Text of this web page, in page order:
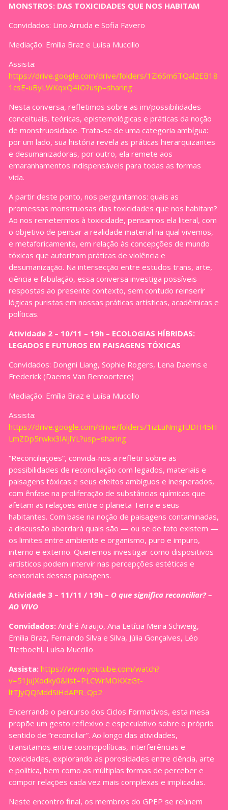
MONSTROS: DAS TOXICIDADES QUE NOS HABITAM
Convidados: Lino Arruda e Sofia Favero
Mediação: Emília Braz e Luísa Muccillo
Assista:
https://drive.google.com/drive/folders/1Zl6Sm6TQal2EB18
1csE-uByLWKqxQ4IO?usp=sharing
Nesta conversa, refletimos sobre as im/possibilidades
conceituais, teóricas, epistemológicas e práticas da noção
de monstruosidade. Trata-se de uma categoria ambígua:
por um lado, sua história revela as práticas hierarquizantes
e desumanizadoras, por outro, ela remete aos
emaranhamentos indispensáveis para todas as formas
vida.
A partir deste ponto, nos perguntamos: quais as
promessas monstruosas das toxicidades que nos habitam?
Ao nos remetermos à toxicidade, pensamos ela literal, com
o objetivo de pensar a realidade material na qual vivemos,
e metaforicamente, em relação às concepções de mundo
tóxicas que autorizam práticas de violência e
desumanização. Na intersecção entre estudos trans, arte,
ciência e fabulação, essa conversa investiga possíveis
respostas ao presente contexto, sem contudo reinserir
lógicas puristas em nossas práticas artísticas, acadêmicas e
políticas.
Atividade 2 – 10/11 – 19h – ECOLOGIAS HÍBRIDAS:
LEGADOS E FUTUROS EM PAISAGENS TÓXICAS
Convidados: Dongni Liang, Sophie Rogers, Lena Daems e
Frederick (Daems Van Remoortere)
Mediação: Emília Braz e Luísa Muccillo
Assista:
https://drive.google.com/drive/folders/1izLuNmgIUDH45H
LmZDp5rwkx3lAljlYL?usp=sharing
“Reconciliações”, convida-nos a refletir sobre as
possibilidades de reconciliação com legados, materiais e
paisagens tóxicas e seus efeitos ambíguos e inesperados,
com ênfase na proliferação de substâncias químicas que
afetam as relações entre o planeta Terra e seus
habitantes. Com base na noção de paisagens contaminadas,
a discussão abordará quais são — ou se de fato existem —
os limites entre ambiente e organismo, puro e impuro,
interno e externo. Queremos investigar como dispositivos
artísticos podem intervir nas percepções estéticas e
sensoriais dessas paisagens.
Atividade 3 – 11/11 / 19h – O que significa reconciliar? –
AO VIVO
Convidados: André Araujo, Ana Letícia Meira Schweig,
Emília Braz, Fernando Silva e Silva, Júlia Gonçalves, Léo
Tietboehl, Luísa Muccillo
Assista: https://www.youtube.com/watch?
v=51JuJXodky0&list=PLCWrMOKXzGt-
ltTJyQQMddSiHdAPR_Qp2
Encerrando o percurso dos Ciclos Formativos, esta mesa
propõe um gesto reflexivo e especulativo sobre o próprio
sentido de “reconciliar”. Ao longo das atividades,
transitamos entre cosmopolíticas, interferências e
toxicidades, explorando as porosidades entre ciência, arte
e política, bem como as múltiplas formas de perceber e
compor relações cada vez mais complexas e implicadas.
Neste encontro final, os membros do GPEP se reúnem